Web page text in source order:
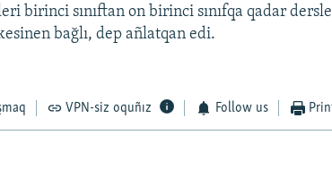
birinci sınıftan on birinci sınıfqa qadar
bağlı, dep añlatqan edi.
VPN-siz oquñız Follow us